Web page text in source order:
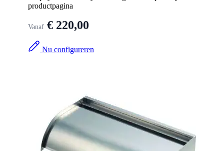
productpagina
Vanaf € 220,00
Nu configureren